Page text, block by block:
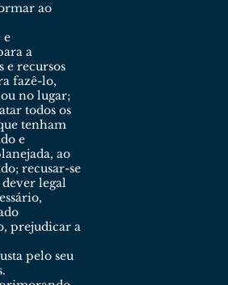
ao
e
a
e recursos
fazê-lo,
no lugar;
todos os
tenham
e
ao
recusar-se
legal
prejudicar a
pelo seu